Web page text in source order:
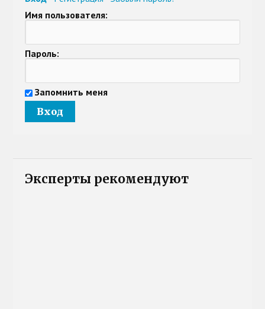
Имя пользователя:
Пароль:
Запомнить меня
Эксперты рекомендуют